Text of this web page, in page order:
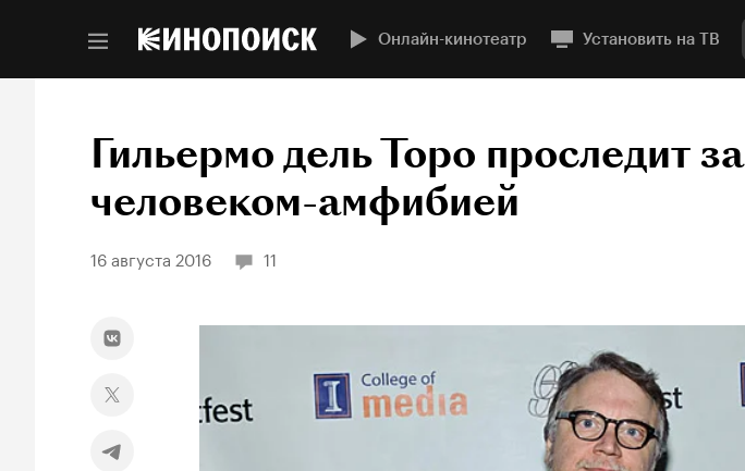
Онлайн-кинотеатр Установить на ТВ
Гильермо дель Торо проследит за
человеком-амфибией
16 августа 2016 11